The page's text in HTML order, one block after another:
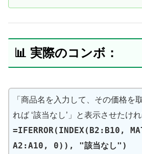
📊 実際のコンボ：
「商品名を入力して、その価格を
れば ‘該当なし’」と表示させたけれ
=IFERROR(INDEX(B2:B10,
A2:A10, 0)), "該当なし")